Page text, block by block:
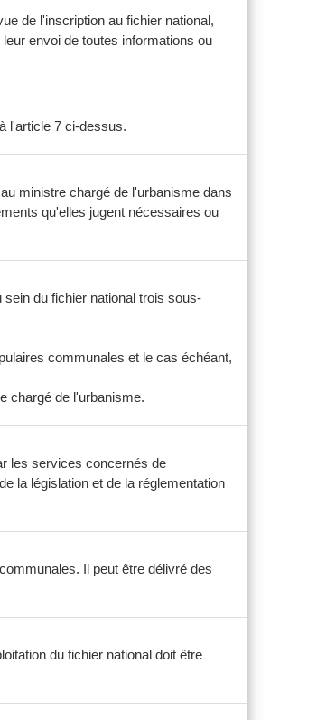
de l'inscription au fichier national,
envoi de toutes informations ou
l'article 7 ci-dessus.
ministre chargé de l'urbanisme dans
qu'elles jugent nécessaires ou
du fichier national trois sous-
communales et le cas échéant,
chargé de l'urbanisme.
les services concernés de
la législation et de la réglementation
Il peut être délivré des
du fichier national doit être